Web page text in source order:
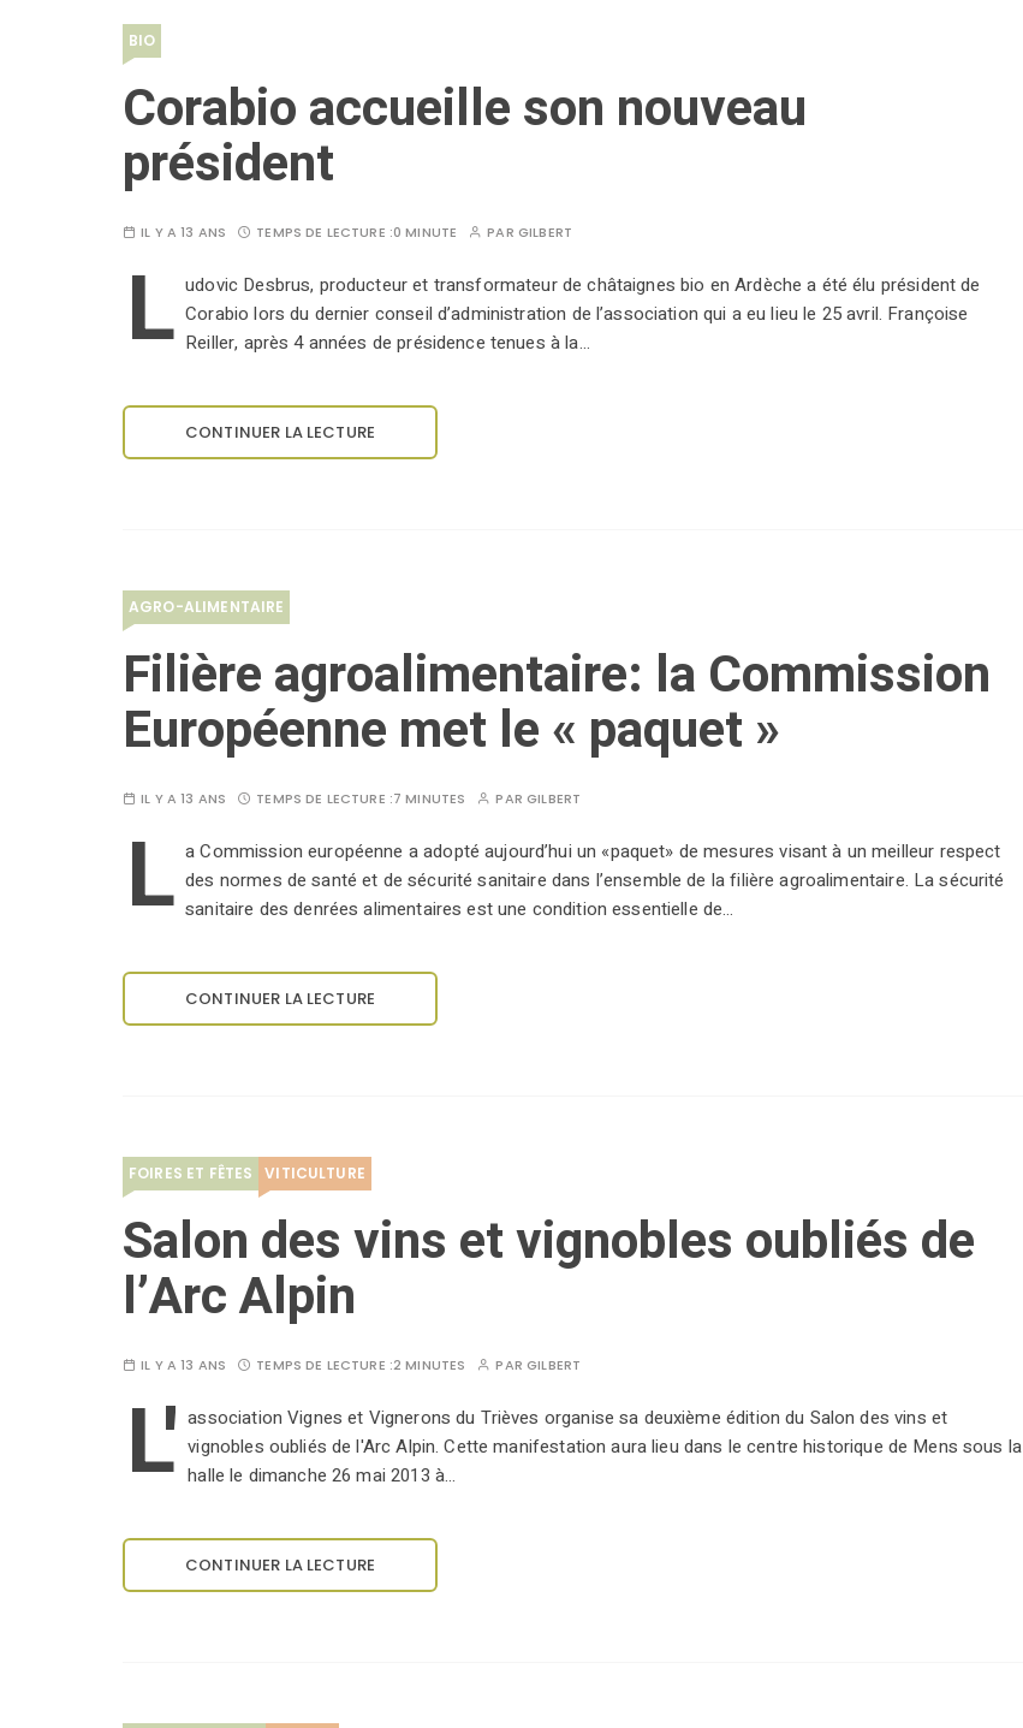
BIO
Corabio accueille son nouveau
président
IL Y A 13 ANS TEMPS DE LECTURE :0 MINUTE PAR GILBERT
L udovic Desbrus, producteur et transformateur de châtaignes bio en Ardèche a été élu président de
Corabio lors du dernier conseil d’administration de l’association qui a eu lieu le 25 avril. Françoise
Reiller, après 4 années de présidence tenues à la…
CONTINUER LA LECTURE
AGRO-ALIMENTAIRE
Filière agroalimentaire: la Commission
Européenne met le « paquet »
IL Y A 13 ANS TEMPS DE LECTURE :7 MINUTES PARGILBERT
L a Commission européenne a adopté aujourd’hui un «paquet» de mesures visant à un meilleur respect
des normes de santé et de sécurité sanitaire dans l’ensemble de la filière agroalimentaire. La sécurité
sanitaire des denrées alimentaires est une condition essentielle de…
CONTINUER LA LECTURE
FOIRES ET FÊTES VITICULTURE
Salon des vins et vignobles oubliés de
l’Arc Alpin
IL Y A 13 ANS TEMPS DE LECTURE :2 MINUTES PARGILBERT
L' association Vignes et Vignerons du Trièves organise sa deuxième édition du Salon des vins et
vignobles oubliés de l'Arc Alpin. Cette manifestation aura lieu dans le centre historique de Mens sous la
halle le dimanche 26 mai 2013 à…
CONTINUER LA LECTURE